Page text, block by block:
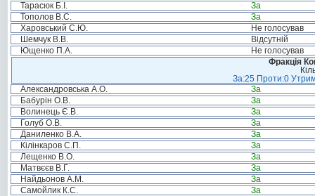
Тарасюк Б.І.
За
Тополов В.С.
За
Харовський С.Ю.
Не голосував
Шемчук В.В.
Відсутній
Ющенко П.А.
Не голосував
Фракція
За:25 Проти:0
Александровська А.О.
За
Бабурін О.В.
За
Волинець Є.В.
За
Голуб О.В.
За
Даниленко В.А.
За
Кілінкаров С.П.
За
Лещенко В.О.
За
Матвєєв В.Г.
За
Найдьонов А.М.
За
Самойлик К.С.
За